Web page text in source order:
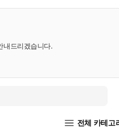
내드리겠습니다.
전체 카테고